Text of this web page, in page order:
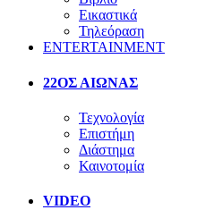
Εικαστικά
Τηλεόραση
ENTERTAINMENT
22ΟΣ ΑΙΩΝΑΣ
Τεχνολογία
Επιστήμη
Διάστημα
Καινοτομία
VIDEO